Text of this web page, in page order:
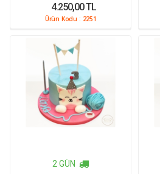
4.250,00 TL
Ürün Kodu : 2251
2 GÜN